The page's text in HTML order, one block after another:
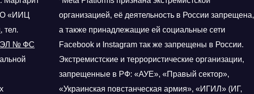
«ИИЦ
, тел.
ЭЛ № ФС
организацией, её деятельность в России запрещена,
а также принадлежащие ей социальные сети
Facebook и Instagram так же запрещены в России.
Экстремистские и террористические организации,
запрещенные в РФ: «АУЕ», «Правый сектор»,
«Украинская повстанческая армия», «ИГИЛ» (ИГ,